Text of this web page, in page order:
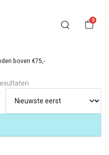
0
boven €75,-